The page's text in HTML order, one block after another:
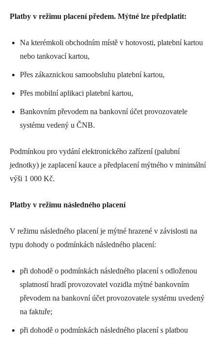
Platby v režimu placení předem. Mýtné lze předplatit:
Na kterémkoli obchodním místě v hotovosti, platební kartou
nebo tankovací kartou,
Přes zákaznickou samoobsluhu platební kartou,
Přes mobilní aplikaci platební kartou,
Bankovním převodem na bankovní účet provozovatele
systému vedený u ČNB.
Podmínkou pro vydání elektronického zařízení (palubní
jednotky) je zaplacení kauce a předplacení mýtného v minimální
výši 1 000 Kč.
Platby v režimu následného placení
V režimu následného placení je mýtné hrazené v závislosti na
typu dohody o podmínkách následného placení:
při dohodě o podmínkách následného placení s odloženou
splatností hradí provozovatel vozidla mýtné bankovním
převodem na bankovní účet provozovatele systému uvedený
na faktuře;
při dohodě o podmínkách následného placení s platbou